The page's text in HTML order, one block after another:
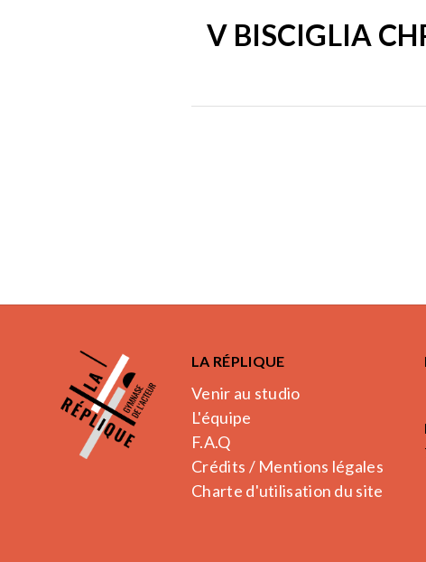
V BISCIGLIA
LA RÉPLIQUE
Venir au studio
L'équipe
F.A.Q
Crédits / Mentions légales
Charte d'utilisation du site